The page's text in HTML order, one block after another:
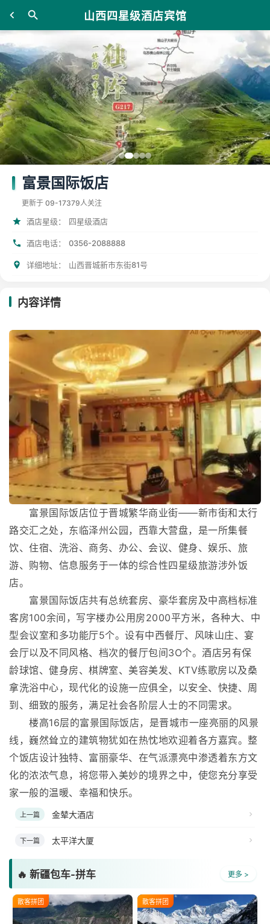
山西四星级酒店宾馆
富景国际饭店
更新于 09-17379人关注
酒店星级： 四星级酒店
酒店电话： 0356-2088888
详细地址： 山西晋城新市东街81号
内容详情
富景国际饭店位于晋城繁华商业街——新市街和太行
路交汇之处，东临泽州公园，西靠大营盘，是一所集餐
饮、住宿、洗浴、商务、办公、会议、健身、娱乐、旅
游、购物、信息服务于一体的综合性四星级旅游涉外饭
店。
富景国际饭店共有总统套房、豪华套房及中高档标准
客房100余间，写字楼办公用房2000平方米，各种大、中
型会议室和多功能厅5个。设有中西餐厅、风味山庄、宴
会厅以及不同风格、档次的餐厅包间3O个。酒店另有保
龄球馆、健身房、棋牌室、美容美发、KTV练歌房以及桑
拿洗浴中心，现代化的设施一应俱全，以安全、快捷、周
到、细致的服务，满足社会各阶层人士的不同需求。
楼高16层的富景国际饭店，是晋城市一座亮丽的风景
线，巍然耸立的建筑物犹如在热忱地欢迎着各方嘉宾。整
个饭店设计独特、富丽豪华、在气派漂亮中渗透着东方文
化的浓浓气息，将您带入美妙的境界之中，使您充分享受
家一般的温暖、幸福和快乐。
上一篇 金辇大酒店
下一篇 太平洋大厦
🔥 新疆包车-拼车 更多 >
散客拼团 散客拼团